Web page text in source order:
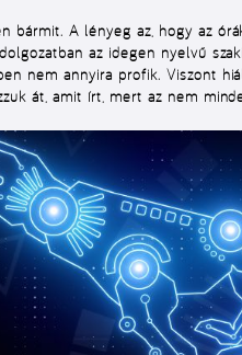
bármit. A lényeg az, hogy az
az idegen nyelvű
nem annyira profik. Viszont
át, amit írt, mert az nem